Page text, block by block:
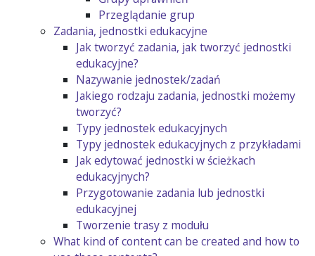
Przeglądanie grup
Zadania, jednostki edukacyjne
Jak tworzyć zadania, jak tworzyć jednostki
edukacyjne?
Nazywanie jednostek/zadań
Jakiego rodzaju zadania, jednostki możemy
tworzyć?
Typy jednostek edukacyjnych
Typy jednostek edukacyjnych z przykładami
Jak edytować jednostki w ścieżkach
edukacyjnych?
Przygotowanie zadania lub jednostki
edukacyjnej
Tworzenie trasy z modułu
What kind of content can be created and how to